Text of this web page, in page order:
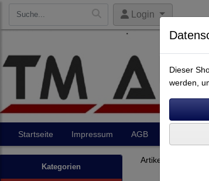
Login
Startseite Impressum AGB
Kategorien
Artikel nach Marken
Dieser
werden,